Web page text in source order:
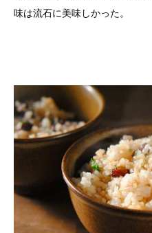
味は流石に美味しかった。